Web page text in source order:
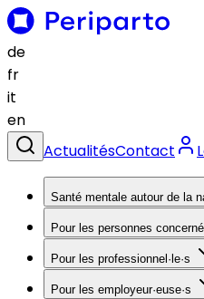
de
fr
it
en
ActualitésContact
Santé mentale autour de la
Pour les personnes
Pour les professionnel·le·s
Pour les employeur·euse·s